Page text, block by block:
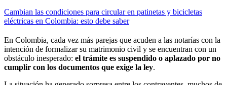
Cambian las condiciones para circular en patinetas y bicicletas
eléctricas en Colombia: esto debe saber
En Colombia, cada vez más parejas que acuden a las notarías con la
intención de formalizar su matrimonio civil y se encuentran con un
obstáculo inesperado: el trámite es suspendido o aplazado por no
cumplir con los documentos que exige la ley.